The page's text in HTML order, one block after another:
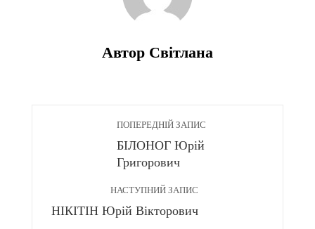
Автор Світлана
ПОПЕРЕДНІЙ ЗАПИС
БІЛОНОГ Юрій
Григорович
НАСТУПНИЙ ЗАПИС
НІКІТІН Юрій Вікторович